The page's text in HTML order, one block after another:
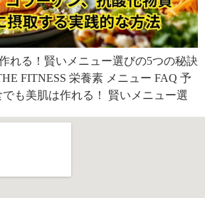
れる！賢いメニュー選びの5つの秘訣
FITNESS 栄養素 メニュー FAQ 予
でも美肌は作れる！ 賢いメニュー選